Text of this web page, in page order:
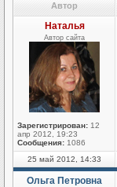
Автор
Наталья
Автор сайта
Зарегистрирован: 12
апр 2012, 19:23
Сообщения: 1086
25 май 2012, 14:33
Ольга Петровна